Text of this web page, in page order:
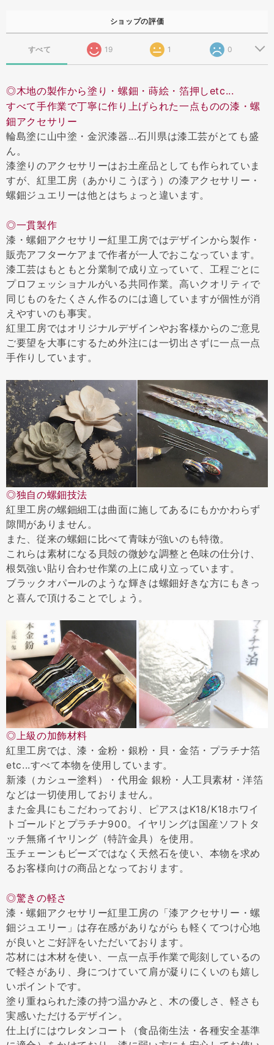
ショップの評価
すべて 19 1 0
◎木地の製作から塗り・螺鈿・蒔絵・箔押しetc...
すべて手作業で丁寧に作り上げられた一点ものの漆・螺
鈿アクセサリー
輪島塗に山中塗・金沢漆器...石川県は漆工芸がとても盛
ん。
漆塗りのアクセサリーはお土産品としても作られていま
すが、紅里工房（あかりこうぼう）の漆アクセサリー・
螺鈿ジュエリーは他とはちょっと違います。
◎一貫製作
漆・螺鈿アクセサリー紅里工房ではデザインから製作・
販売アフターケアまで作者が一人でおこなっています。
漆工芸はもともと分業制で成り立っていて、工程ごとに
プロフェッショナルがいる共同作業。高いクオリティで
同じものをたくさん作るのには適していますが個性が消
えやすいのも事実。
紅里工房ではオリジナルデザインやお客様からのご意見
ご要望を大事にするため外注には一切出さずに一点一点
手作りしています。
◎独自の螺鈿技法
紅里工房の螺鈿細工は曲面に施してあるにもかかわらず
隙間がありません。
また、従来の螺鈿に比べて青味が強いのも特徴。
これらは素材になる貝殻の微妙な調整と色味の仕分け、
根気強い貼り合わせ作業の上に成り立っています。
ブラックオパールのような輝きは螺鈿好きな方にもきっ
と喜んで頂けることでしょう。
◎上級の加飾材料
紅里工房では、漆・金粉・銀粉・貝・金箔・プラチナ箔
etc...すべて本物を使用しています。
新漆（カシュー塗料）・代用金 銀粉・人工貝素材・洋箔
などは一切使用しておりません。
また金具にもこだわっており、ピアスはK18/K18ホワイ
トゴールドとプラチナ900。イヤリングは国産ソフトタ
ッチ無痛イヤリング（特許金具）を使用。
玉チェーンもビーズではなく天然石を使い、本物を求め
るお客様向けの商品となっております。
◎驚きの軽さ
漆・螺鈿アクセサリー紅里工房の「漆アクセサリー・螺
鈿ジュエリー」は存在感がありながらも軽くてつけ心地
が良いとご好評をいただいております。
芯材には木材を使い、一点一点手作業で彫刻しているの
で軽さがあり、身につけていて肩が凝りにくいのも嬉し
いポイントです。
塗り重ねられた漆の持つ温かみと、木の優しさ、軽さも
実感いただけるデザイン。
仕上げにはウレタンコート（食品衛生法・各種安全基準